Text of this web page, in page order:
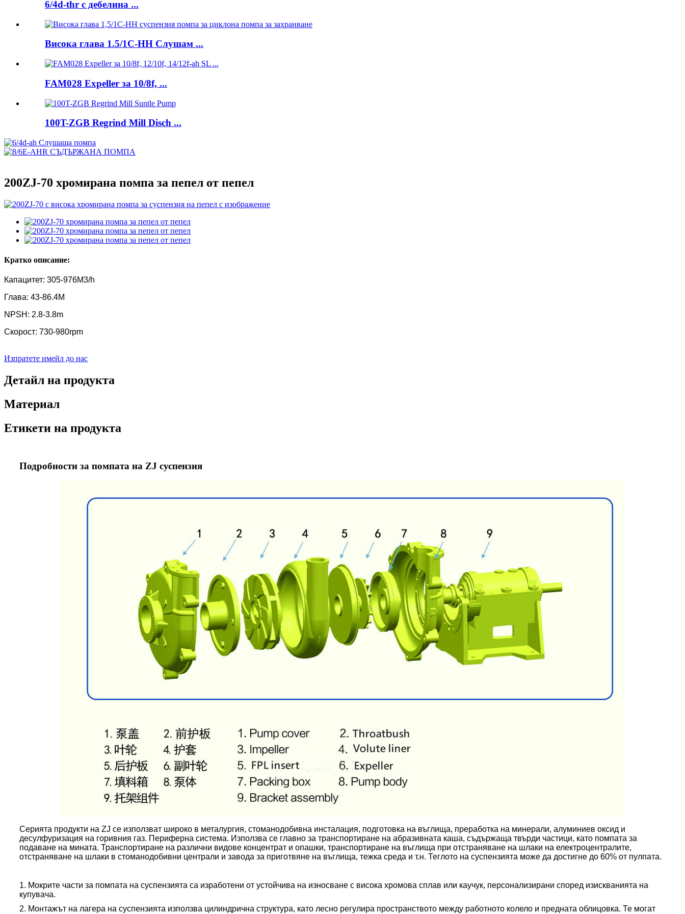
6/4d-thr с дебелина ...
Висока глава 1.5/1C-HH Слушам ...
FAM028 Expeller за 10/8f, ...
100T-ZGB Regrind Mill Disch ...
200ZJ-70 хромирана помпа за пепел от пепел
Кратко описание:
Капацитет: 305-976M3/h
Глава: 43-86.4M
NPSH: 2.8-3.8m
Скорост: 730-980rpm
Изпратете имейл до нас
Детайл на продукта
Материал
Етикети на продукта
Подробности за помпата на ZJ суспензия
Серията продукти на ZJ се използват широко в металургия, стоманодобивна инсталация, подготовка на въглища, преработка на минерали, алуминиев оксид и
десулфуризация на горивния газ. Периферна система. Използва се главно за транспортиране на абразивната каша, съдържаща твърди частици, като помпата за
подаване на мината. Транспортиране на различни видове концентрат и опашки, транспортиране на въглища при отстраняване на шлаки на електроцентралите,
отстраняване на шлаки в стоманодобивни централи и завода за приготвяне на въглища, тежка среда и т.н. Теглото на суспензията може да достигне до 60% от пулпата.
1. Мокрите части за помпата на суспензията са изработени от устойчива на износване с висока хромова сплав или каучук, персонализирани според изискванията на
купувача.
2. Монтажът на лагера на суспензията използва цилиндрична структура, като лесно регулира пространството между работното колело и предната облицовка. Те могат